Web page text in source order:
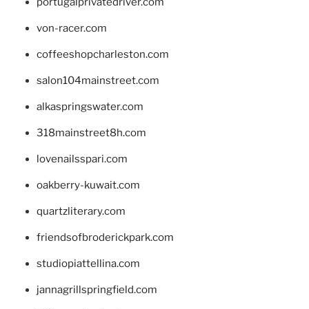
von-racer.com
coffeeshopcharleston.com
salon104mainstreet.com
alkaspringswater.com
318mainstreet8h.com
lovenailsspari.com
oakberry-kuwait.com
quartzliterary.com
friendsofbroderickpark.com
studiopiattellina.com
jannagrillspringfield.com